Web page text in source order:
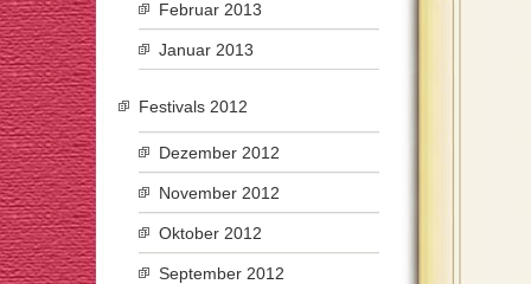
Februar 2013
Januar 2013
Festivals 2012
Dezember 2012
November 2012
Oktober 2012
September 2012